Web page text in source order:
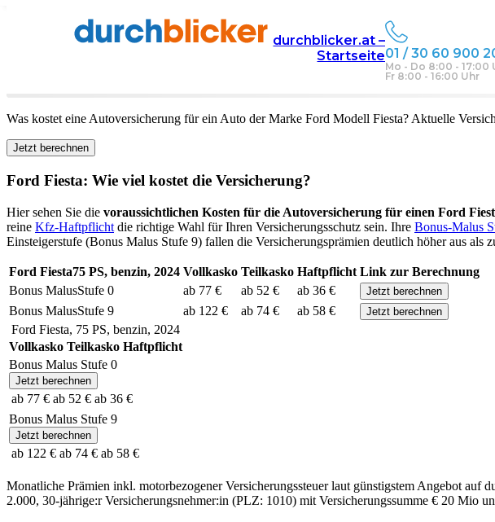
durchblicker.at –
Startseite01 / 30 60 900
Mo - Do 8:00 - 17:00
Fr 8:00 - 16:00 Uhr
Autoversicherung Ford
in Österreich
Was kostet eine Autoversicherung für ein Auto der Marke Ford Modell Fiesta? Aktuelle
Jetzt berechnen
Ford Fiesta: Wie viel kostet die Versicherung?
Hier sehen Sie die voraussichtlichen Kosten für die Autoversicherung für einen Ford
reine Kfz-Haftpflicht die richtige Wahl für Ihren Versicherungsschutz sein. Ihre Bonus-Malus
Einsteigerstufe (Bonus Malus Stufe 9) fallen die Versicherungsprämien deutlich höher aus als
Ford Fiesta75 PS, benzin, 2024 Vollkasko Teilkasko Haftpflicht Link zur Berechnung
Bonus MalusStufe 0 ab 77 € ab 52 € ab 36 € Jetzt berechnen
Bonus MalusStufe 9 ab 122 € ab 74 € ab 58 € Jetzt berechnen
Ford Fiesta, 75 PS, benzin, 2024
Vollkasko Teilkasko Haftpflicht
Bonus Malus Stufe 0
Jetzt berechnen
ab 77 € ab 52 € ab 36 €
Bonus Malus Stufe 9
Jetzt berechnen
ab 122 € ab 74 € ab 58 €
Monatliche Prämien inkl. motorbezogener Versicherungssteuer laut günstigstem Angebot auf
2.000, 30-jährige:rVersicherungsnehmer:in (PLZ: 1010) mit Versicherungssumme € 20 Mio